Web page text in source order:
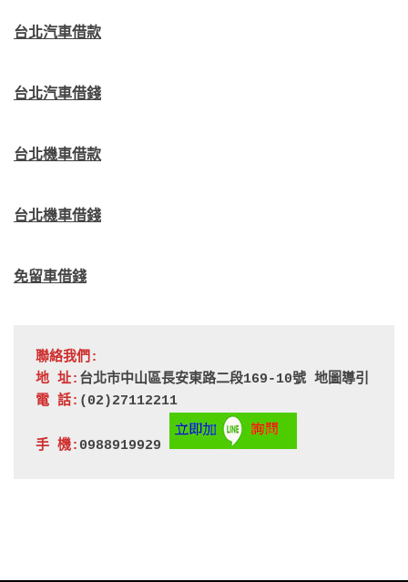
台北汽車借款
台北汽車借錢
台北機車借款
台北機車借錢
免留車借錢
聯絡我們:
地 址: 台北市中山區長安東路二段169-10號 地圖導引
電 話: (02)27112211
手 機: 0988919929